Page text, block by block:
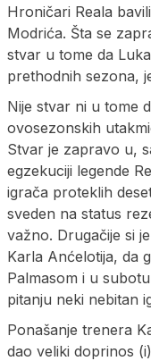
Hroničari Reala
Modrića. Šta se
stvar u tome da
prethodnih sezona,
Nije stvar ni u tome
ovosezonskih
Stvar je zapravo u,
egzekuciji legende
igrača proteklih
sveden na status
važno. Drugačije si
Karla Anćelotija, da
Palmasom i u
pitanju neki nebitan
Ponašanje trenera
dao veliki doprinos